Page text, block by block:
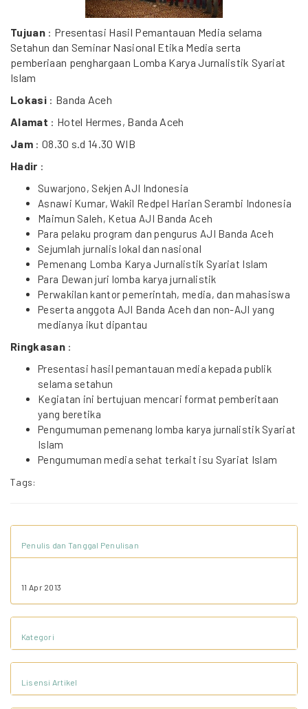
Tujuan: Presentasi Hasil Pemantauan Media selama
Setahun dan Seminar Nasional Etika Media serta
pemberiaan penghargaan Lomba Karya Jurnalistik Syariat
Islam
Lokasi: Banda Aceh
Alamat : Hotel Hermes, Banda Aceh
Jam: 08.30 s.d 14.30 WIB
Hadir :
Suwarjono, Sekjen AJI Indonesia
Asnawi Kumar, Wakil Redpel Harian Serambi Indonesia
Maimun Saleh, Ketua AJI Banda Aceh
Para pelaku program dan pengurus AJI Banda Aceh
Sejumlah jurnalis lokal dan nasional
Pemenang Lomba Karya Jurnalistik Syariat Islam
Para Dewan juri lomba karya jurnalistik
Perwakilan kantor pemerintah, media, dan mahasiswa
Peserta anggota AJI Banda Aceh dan non-AJI yang
medianya ikut dipantau
Ringkasan:
Presentasi hasil pemantauan media kepada publik
selama setahun
Kegiatan ini bertujuan mencari format pemberitaan
yang beretika
Pengumuman pemenang lomba karya jurnalistik Syariat
Islam
Pengumuman media sehat terkait isu Syariat Islam
Tags:
Penulis dan Tanggal Penulisan
11 Apr 2013
Kategori
Lisensi Artikel